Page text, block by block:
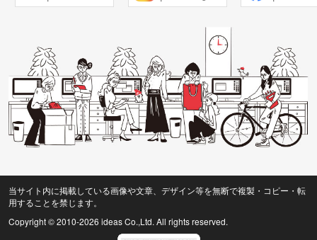
当サイト内に掲載している画像や文章、デザイン等を無断で複製・コピー・転
用することを禁じます。
Copyright © 2010-2026 ideas Co.,Ltd. All rights reserved.